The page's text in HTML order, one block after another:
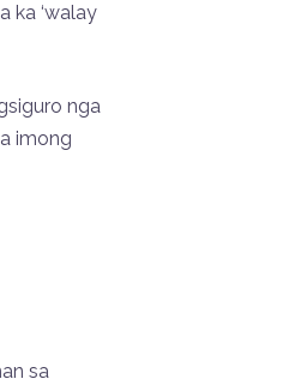
ka ‘walay
nga
imong
sa